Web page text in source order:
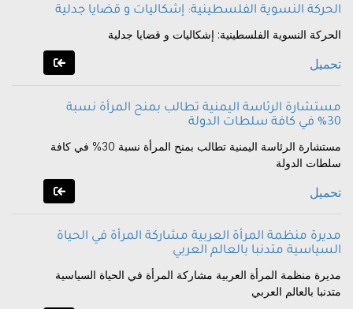
الحركة النسوية الفلسطينية: إشكاليات و قضايا جدلية
الحركة النسوية الفلسطينية: إشكاليات و قضايا جدلية
تحميل
مستشارة الرئاسة اليمنية تطالب بمنح المرأة نسبة
30% في كافة سلطات الدولة
مستشارة الرئاسة اليمنية تطالب بمنح المرأة نسبة 30% في كافة
سلطات الدولة
تحميل
مديرة منظمة المرأة العربية مشاركة المرأة في الحياة
السياسية متدنبا بالعالم العربي
مديرة منظمة المرأة العربية مشاركة المرأة في الحياة السياسية
متدنبا بالعالم العربي